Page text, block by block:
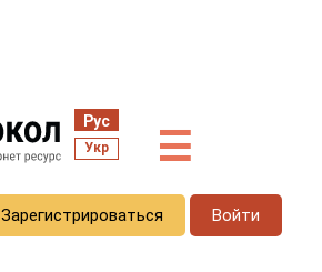
Рус
Укр ☰
Зарегистрироваться Войти